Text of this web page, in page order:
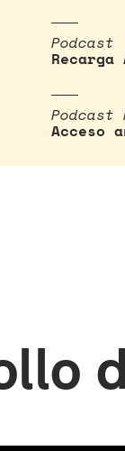
Podcast
Podcast
Acceso